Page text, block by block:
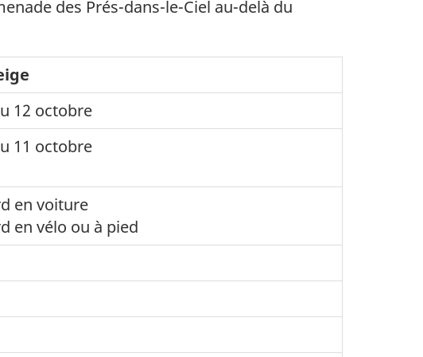
des Prés-dans-le-Ciel au-delà du
12 octobre
11 octobre
en voiture
en vélo ou à pied